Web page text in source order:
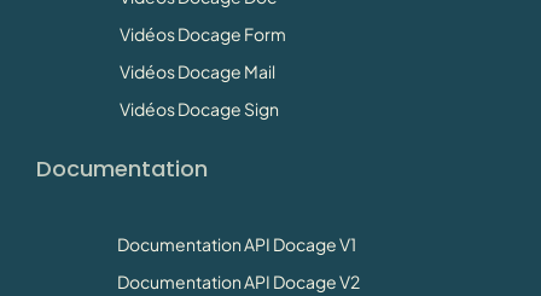
Vidéos Docage Form
Vidéos Docage Mail
Vidéos Docage Sign
Documentation
Documentation API Docage V1
Documentation API Docage V2